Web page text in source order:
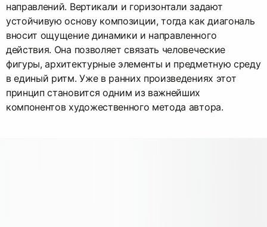
направлений. Вертикали и горизонтали задают
устойчивую основу композиции, тогда как диагональ
вносит ощущение динамики и направленного
действия. Она позволяет связать человеческие
фигуры, архитектурные элементы и предметную среду
в единый ритм. Уже в ранних произведениях этот
принцип становится одним из важнейших
компонентов художественного метода автора.